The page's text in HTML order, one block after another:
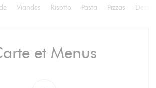
Viandes Risotto Pasta Pizzas
et Menus